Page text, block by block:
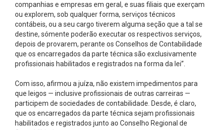
companhias e empresas em geral, e suas filiais que exerçam
ou explorem, sob qualquer forma, serviços técnicos
contábeis, ou a seu cargo tiverem alguma seção que a tal se
destine, sómente poderão executar os respectivos serviços,
depois de provarem, perante os Conselhos de Contabilidade
que os encarregados da parte técnica são exclusivamente
profissionais habilitados e registrados na forma da lei’’.
Com isso, afirmou a juíza, não existem impedimentos para
que leigos — inclusive profissionais de outras carreiras —
participem de sociedades de contabilidade. Desde, é claro,
que os encarregados da parte técnica sejam profissionais
habilitados e registrados junto ao Conselho Regional de